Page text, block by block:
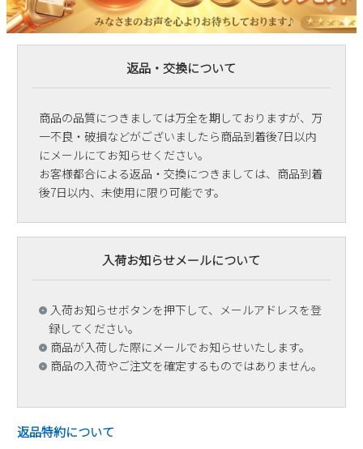
返品・交換について
商品の品質につきましては万全を期しておりますが、万
一不良・破損などがございましたら商品到着後7日以内
にメールにてお知らせください。
お客様都合による返品・交換につきましては、商品到着
後7日以内、未使用に限り可能です。
入荷お知らせメールについて
入荷お知らせボタンを押下して、メールアドレスを登
録してください。
商品が入荷した際にメールでお知らせいたします。
商品の入荷やご注文を確定するものではありません。
返品特約について